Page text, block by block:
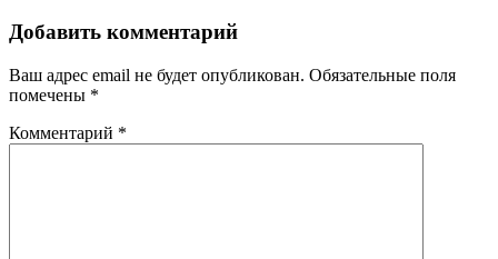
Добавить комментарий
Ваш адрес email не будет опубликован. Обязательные поля
помечены *
Комментарий *